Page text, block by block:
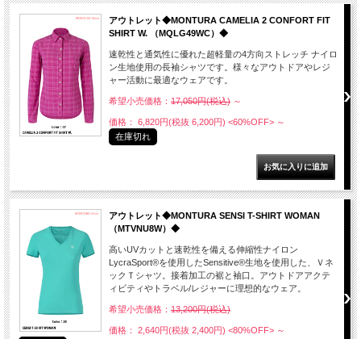
アウトレット◆MONTURA CAMELIA 2 CONFORT FIT
SHIRT W. （MQLG49WC）◆
速乾性と通気性に優れた超軽量の4方向ストレッチ ナイロ
ン生地使用の長袖シャツです。様々なアウトドアやレジ
ャー活動に最適なウェアです。
希望小売価格： 17,050円(税込) ～
価格： 6,820円(税抜 6,200円) <60%OFF> ～
在庫切れ
アウトレット◆MONTURA SENSI T-SHIRT WOMAN
（MTVNU8W）◆
高いUVカットと速乾性を備える伸縮性ナイロン
LycraSport®を使用したSensitive®生地を使用した、Ｖネ
ックＴシャツ。接着加工の裾と袖口。アウトドアアクテ
ィビティやトラベル/レジャーに理想的なウェア。
希望小売価格： 13,200円(税込)
価格： 2,640円(税抜 2,400円) <80%OFF> ～